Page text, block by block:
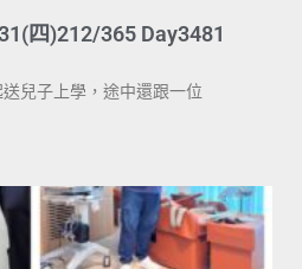
四)212/365 Day3481
兒子上學，途中還跟一位